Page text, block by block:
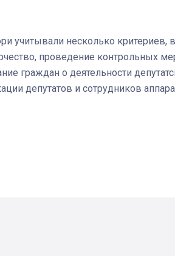
учитывали несколько критериев,
проведение контрольных
граждан о деятельности
депутатов и сотрудников
Коробов